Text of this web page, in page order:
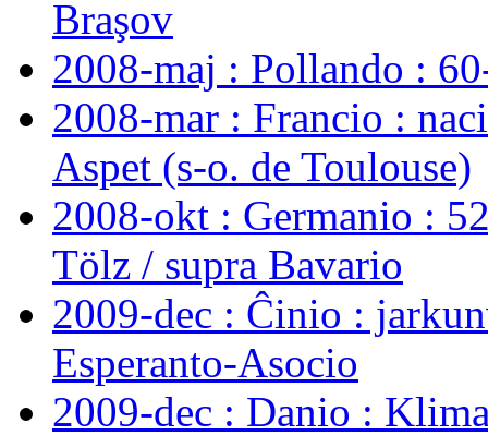
Braşov
2008-maj : Pollando :
2008-mar : Francio :
Aspet (s-o. de Toulouse)
2008-okt : Germanio :
Tölz / supra Bavario
2009-dec : Ĉinio :
Esperanto-Asocio
2009-dec : Danio :